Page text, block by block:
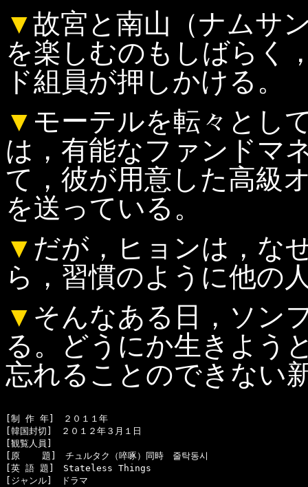
▼故宮と南山（ナムサ
を楽しむのもしばらく
ド組員が押しかける。
▼ モーテルを転々とし
は，有能なファンドマ
て，彼が用意した高級
を送っている。
▼ だが，ヒョンは，な
ら，習慣のように他の
▼ そんなある日，ソン
る。どうにか生きよう
忘れることのできない
[制 作 年]　２０１１年
[韓国封切]　２０１２年３月１日
[観覧人員]
[原    題]　チュルタク（啐啄）同時　줄탁동시
[英 語 題]　Stateless Things
[ジャンル]　ドラマ